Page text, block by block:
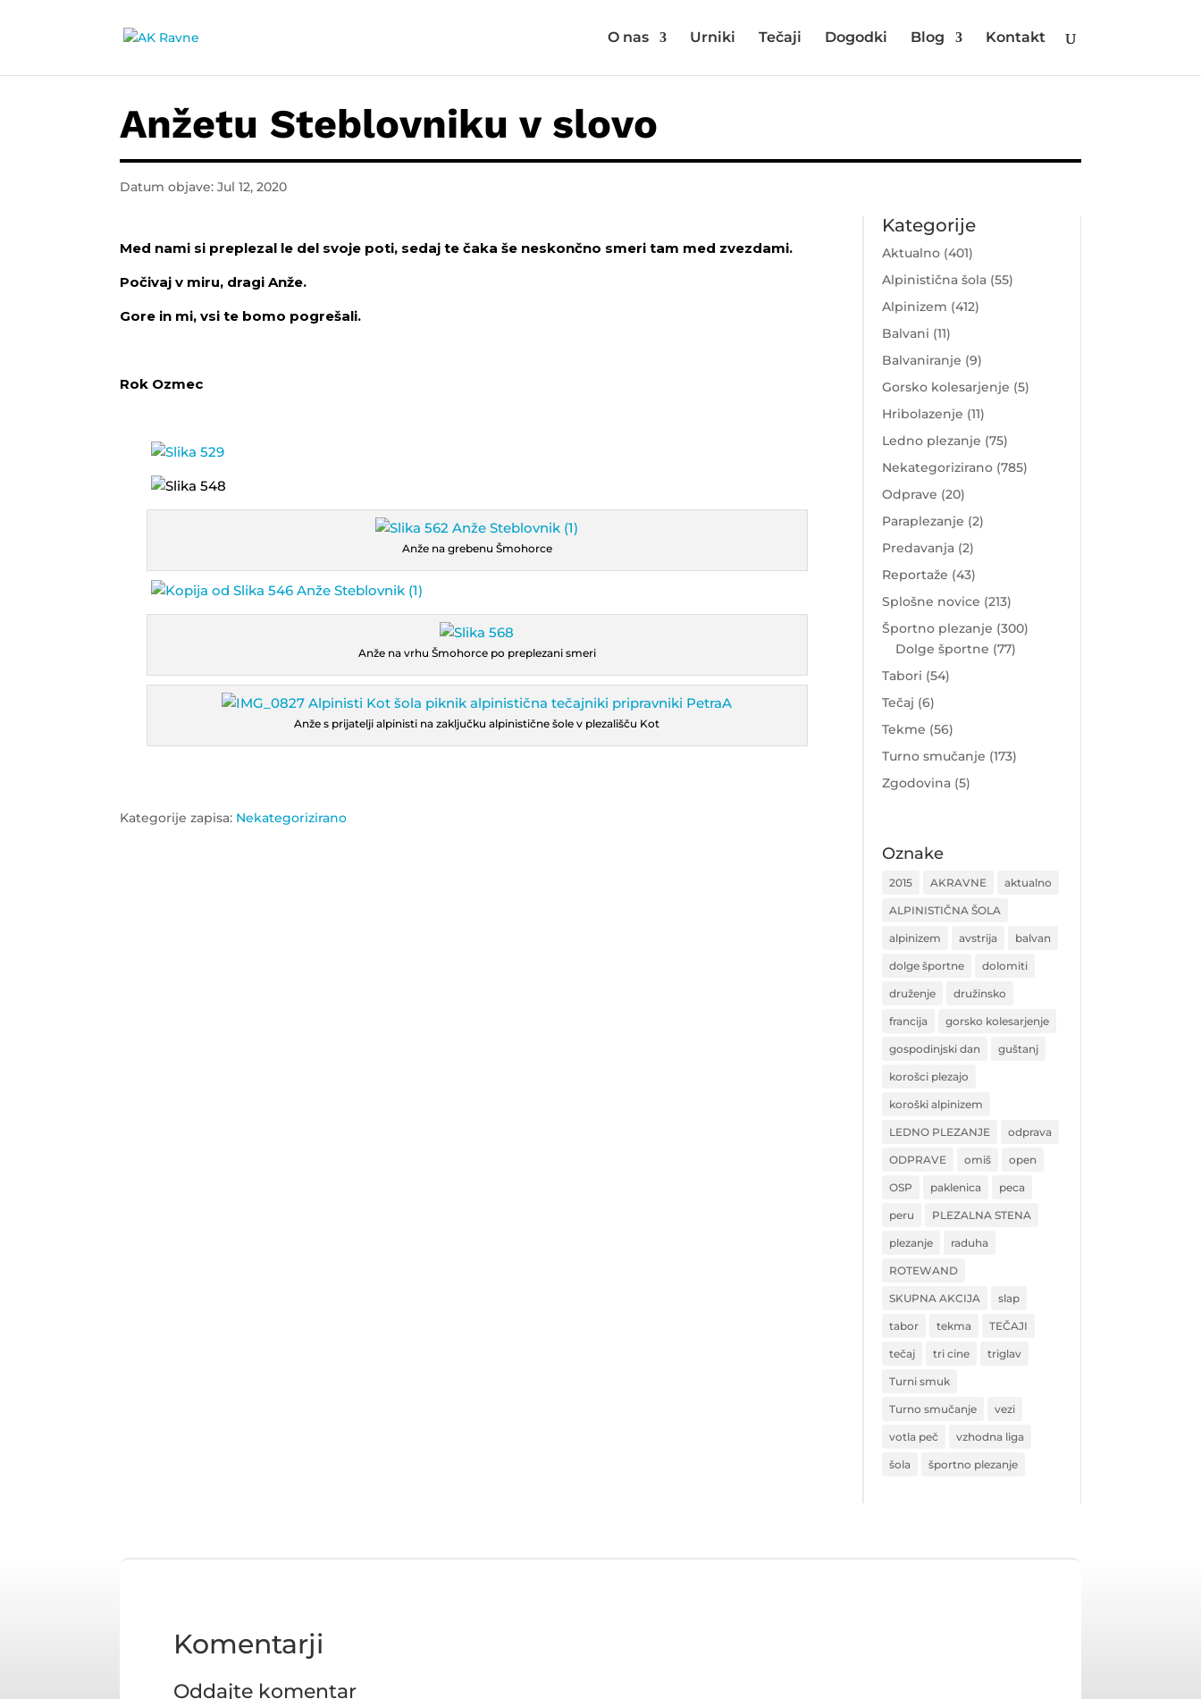
O nas Urniki Tečaji Dogodki Blog Kontakt
Anžetu Steblovniku v slovo
Datum objave: Jul 12, 2020
Med nami si preplezal le del svoje poti, sedaj te čaka še neskončno smeri tam med zvezdami.
Počivaj v miru, dragi Anže.
Gore in mi, vsi te bomo pogrešali.
Rok Ozmec
Anže na grebenu Šmohorce
Anže na vrhu Šmohorce po preplezani smeri
Anže s prijatelji alpinisti na zaključku alpinistične šole v plezališču Kot
Kategorije zapisa: Nekategorizirano
Kategorije
Aktualno(401)
Alpinistična šola(55)
Alpinizem (412)
Balvani (11)
Balvaniranje (9)
Gorsko kolesarjenje (5)
Hribolazenje (11)
Ledno plezanje (75)
Nekategorizirano(785)
Odprave (20)
Paraplezanje (2)
Predavanja(2)
Reportaže (43)
Splošne novice (213)
Športno plezanje (300)
Dolge športne (77)
Tabori (54)
Tečaj (6)
Tekme (56)
Turno smučanje (173)
Zgodovina(5)
Oznake
2015 AKRAVNE aktualno
ALPINISTIČNA ŠOLA
alpinizem avstrija balvan
dolge športne dolomiti
druženje družinsko
francija gorsko kolesarjenje
gospodinjski dan guštanj
korošci plezajo
koroški alpinizem
LEDNO PLEZANJE odprava
ODPRAVE omiš open
OSP paklenica peca
peru PLEZALNA STENA
plezanje raduha
ROTEWAND
SKUPNA AKCIJA slap
tabor tekma TEČAJI
tečaj tri cine triglav
Turni smuk
Turno smučanje vezi
votla peč vzhodna liga
šola športno plezanje
Komentarji
Oddajte komentar